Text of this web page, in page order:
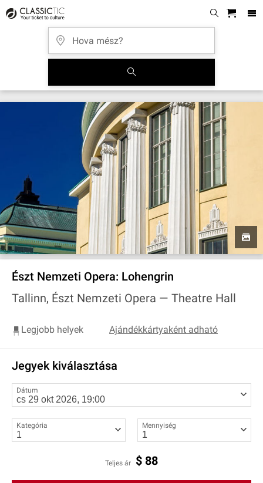
Észt Nemzeti Opera: Lohengrin
Tallinn, Észt Nemzeti Opera — Theatre Hall
Legjobb helyek Ajándékkártyaként adható
Jegyek kiválasztása
Dátum
Kategória Mennyiség
Teljes ár $ 88